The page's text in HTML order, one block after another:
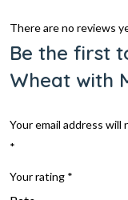
There are no reviews
Be the first
Wheat with
Your email address will
*
Your rating *